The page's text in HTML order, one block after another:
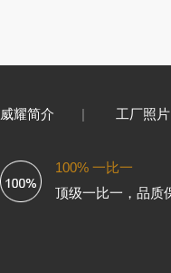
威耀简介 工厂照片
100% 一比一
顶级一比一，品质